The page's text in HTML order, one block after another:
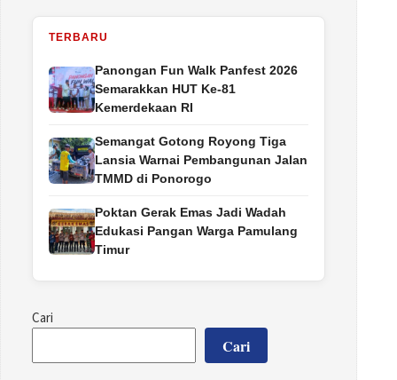
TERBARU
Panongan Fun Walk Panfest 2026
Semarakkan HUT Ke-81
Kemerdekaan RI
Semangat Gotong Royong Tiga
Lansia Warnai Pembangunan Jalan
TMMD di Ponorogo
Poktan Gerak Emas Jadi Wadah
Edukasi Pangan Warga Pamulang
Timur
Cari
Cari